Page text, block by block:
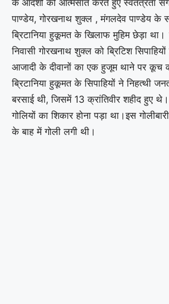
के आदर्शों को आत्मसात करते हुए स्वतंत्रता
पाण्डेय, गोरखनाथ शुक्ल , मंगलदेव पाण्डेय के
ब्रिटानिया हुकूमत के खिलाफ मुहिम छेड़ा
निवासी गोरखनाथ शुक्ल को ब्रिटिश
आजादी के दीवानों का एक हुजूम थाने पर कूच
ब्रिटानिया हुकूमत के सिपाहियों ने निहत्थी
बरसाई थी, जिसमें 13 क्रांतिवीर शहीद हुए
गोलियों का शिकार होना पड़ा था।इस
के बाह में गोली लगी थी।